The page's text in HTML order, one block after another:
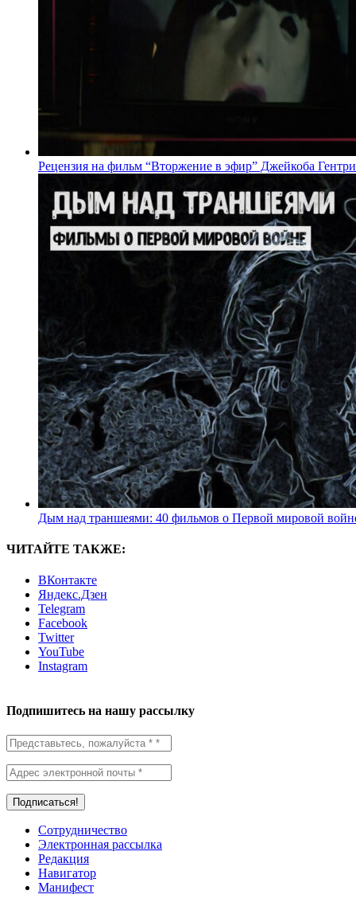
Рецензия на фильм “Вторжение в эфир” Джейкоба Гентри
Дым над траншеями: 40 фильмов о Первой мировой
ЧИТАЙТЕ ТАКЖЕ:
ВКонтакте
Яндекс.Дзен
Telegram
Facebook
Twitter
YouTube
Instagram
Подпишитесь на нашу рассылку
Сотрудничество
Электронная рассылка
Редакция
Навигатор
Манифест